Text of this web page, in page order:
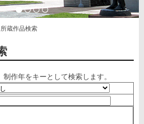
所蔵作品検索
作年をキーとして検索します。